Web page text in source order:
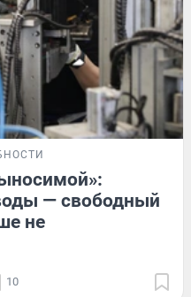
— свободный
не
10